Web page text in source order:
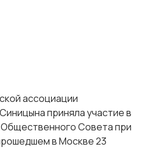
ассоциации
приняла участие в
Совета при
в Москве 23